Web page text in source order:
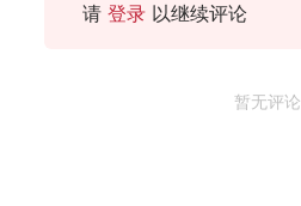
请 登录 以继续评论
暂无评论